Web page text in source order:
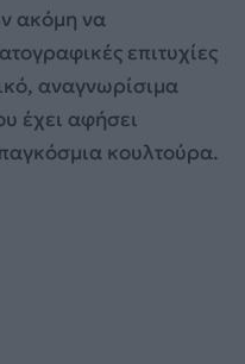
ακόμη να
επιτυχίες
αναγνωρίσιμα
έχει αφήσει
κουλτούρα.